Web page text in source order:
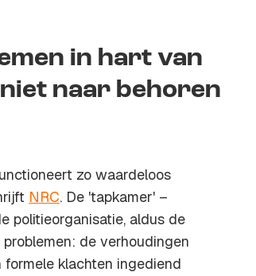
in hart van
naar behoren
zo waardeloos
NRC. De 'tapkamer' –
politieorganisatie, aldus de
de verhoudingen
klachten ingediend